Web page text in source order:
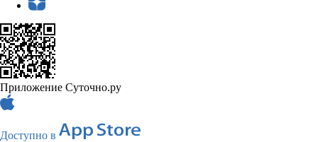
Приложение Суточно.ру
Доступно в